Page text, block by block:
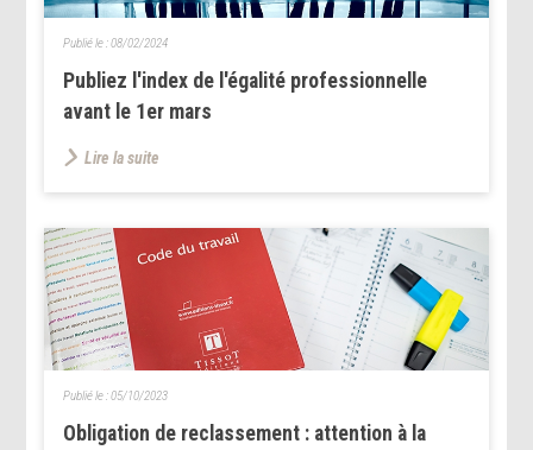
Publiez l'index de l'égalité professionnelle
avant le 1er mars
Publié le :08/02/2024
Lire la suite
Obligation de reclassement : attention à la
Publié le :05/10/2023